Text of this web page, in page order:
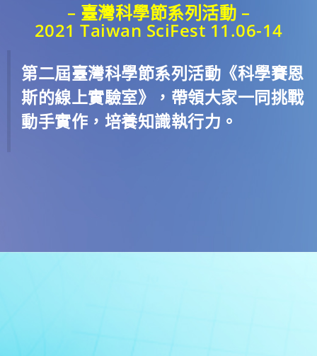
– 臺灣科學節系列活動 –
2021 Taiwan SciFest 11.06-14
第二屆臺灣科學節系列活動《科學賽恩
斯的線上實驗室》，帶領大家一同挑戰
動手實作，培養知識執行力。